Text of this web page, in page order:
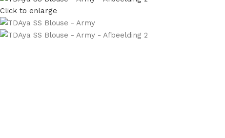
Click to enlarge